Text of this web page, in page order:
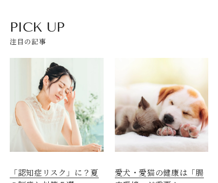
PICK UP
注目の記事
「認知症リスク」に？夏
愛犬・愛猫の健康は「腸